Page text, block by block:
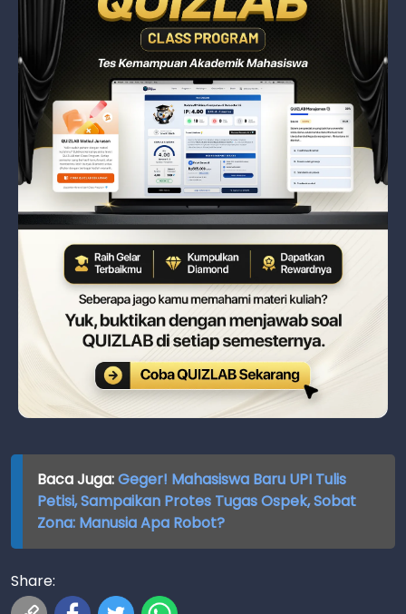
Baca Juga:Geger! Mahasiswa Baru UPI Tulis
Petisi, Sampaikan Protes Tugas Ospek, Sobat
Zona: Manusia Apa Robot?
Share: